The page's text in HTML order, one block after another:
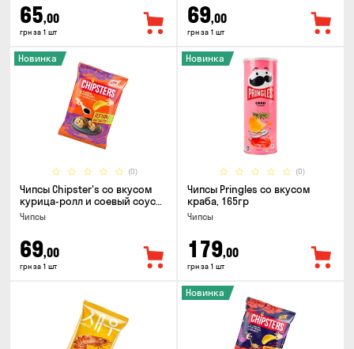
65,00
грн за 1 шт
69,00
грн за 1 шт
(0)
Новинка
Чипсы Chipster's со вкусом
курица-ролл и соевый соус
90г
Чипсы
69,00
грн за 1 шт
(0)
Новинка
Чипсы Pringles со вкусом
краба, 165гр
Чипсы
179,00
грн за 1 шт
Новинка